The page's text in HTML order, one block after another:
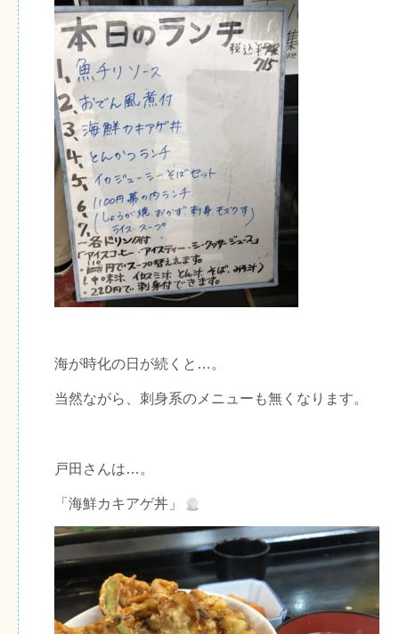
海が時化の日が続くと…。
当然ながら、刺身系のメニューも無くなります。
戸田さんは…。
「海鮮カキアゲ丼」